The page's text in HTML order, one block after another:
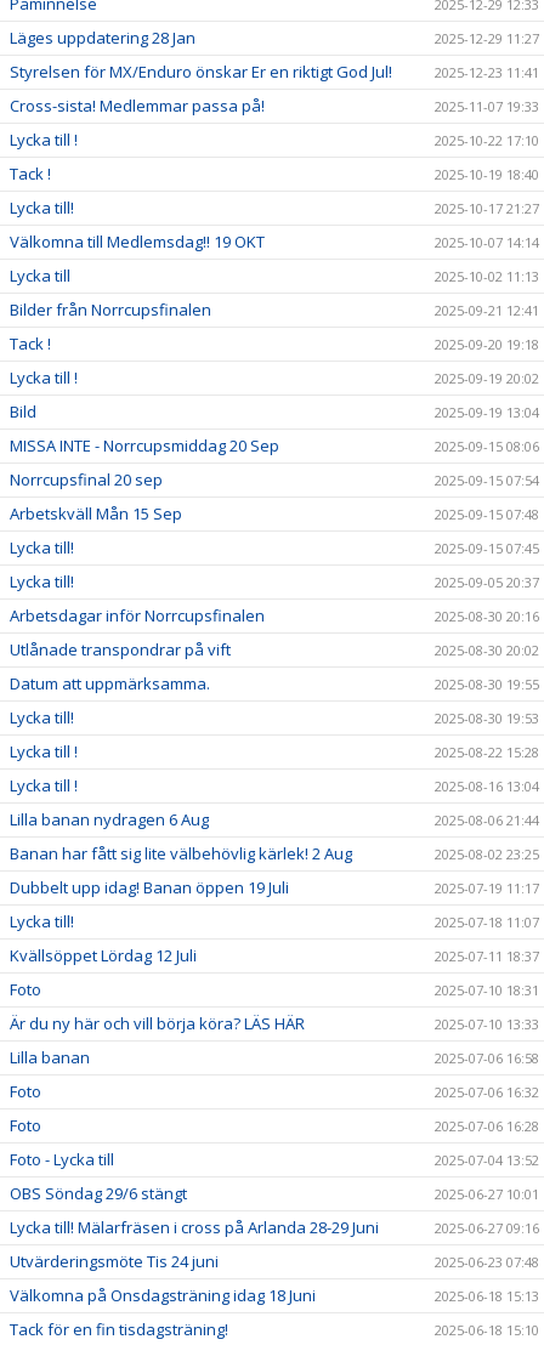
2025-12-29 12:33
Läges uppdatering 28 Jan 2025-12-29 11:27
Styrelsen för MX/Enduro önskar Er en riktigt God Jul! 2025-12-23 11:41
Cross-sista! Medlemmar passa på! 2025-11-07 19:33
Lycka till ! 2025-10-22 17:10
Tack ! 2025-10-19 18:40
Lycka till! 2025-10-17 21:27
Välkomna till Medlemsdag!! 19 OKT 2025-10-07 14:14
Lycka till 2025-10-02 11:13
Bilder från Norrcupsfinalen 2025-09-21 12:41
Tack ! 2025-09-20 19:18
Lycka till ! 2025-09-19 20:02
Bild 2025-09-19 13:04
MISSA INTE - Norrcupsmiddag 20 Sep 2025-09-15 08:06
Norrcupsfinal 20 sep 2025-09-15 07:54
Arbetskväll Mån 15 Sep 2025-09-15 07:48
Lycka till! 2025-09-15 07:45
Lycka till! 2025-09-05 20:37
Arbetsdagar inför Norrcupsfinalen 2025-08-30 20:16
Utlånade transpondrar på vift 2025-08-30 20:02
Datum att uppmärksamma. 2025-08-30 19:55
Lycka till! 2025-08-30 19:53
Lycka till ! 2025-08-22 15:28
Lycka till ! 2025-08-16 13:04
Lilla banan nydragen 6 Aug 2025-08-06 21:44
Banan har fått sig lite välbehövlig kärlek! 2 Aug 2025-08-02 23:25
Dubbelt upp idag! Banan öppen 19 Juli 2025-07-19 11:17
Lycka till! 2025-07-18 11:07
Kvällsöppet Lördag 12 Juli 2025-07-11 18:37
Foto 2025-07-10 18:31
Är du ny här och vill börja köra? LÄS HÄR 2025-07-10 13:33
Lilla banan 2025-07-06 16:58
Foto 2025-07-06 16:32
Foto 2025-07-06 16:28
Foto - Lycka till 2025-07-04 13:52
OBS Söndag 29/6 stängt 2025-06-27 10:01
Lycka till! Mälarfräsen i cross på Arlanda 28-29 Juni 2025-06-27 09:16
Utvärderingsmöte Tis 24 juni 2025-06-23 07:48
Välkomna på Onsdagsträning idag 18 Juni 2025-06-18 15:13
Tack för en fin tisdagsträning! 2025-06-18 15:10